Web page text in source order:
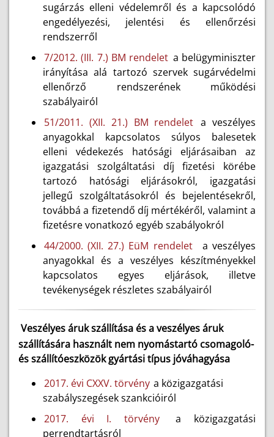
sugárzás elleni védelemről és a kapcsolódó
engedélyezési, jelentési és ellenőrzési
rendszerről
7/2012. (III. 7.) BM rendelet a belügyminiszter
irányítása alá tartozó szervek sugárvédelmi
ellenőrző rendszerének működési
szabályairól
51/2011. (XII. 21.) BM rendelet a veszélyes
anyagokkal kapcsolatos súlyos balesetek
elleni védekezés hatósági eljárásaiban az
igazgatási szolgáltatási díj fizetési körébe
tartozó hatósági eljárásokról, igazgatási
jellegű szolgáltatásokról és bejelentésekről,
továbbá a fizetendő díj mértékéről, valamint a
fizetésre vonatkozó egyéb szabályokról
44/2000. (XII. 27.) EüM rendelet
a veszélyes
anyagokkal és a veszélyes készítményekkel
kapcsolatos egyes eljárások, illetve
tevékenységek részletes szabályairól
Veszélyes áruk szállítása és a veszélyes áruk
szállítására használt nem nyomástartó csomagoló-
és szállítóeszközök gyártási típus jóváhagyása
2017. évi CXXV. törvény a közigazgatási
szabályszegések szankcióiról
2017. évi I. törvény
a közigazgatási
perrendtartásról